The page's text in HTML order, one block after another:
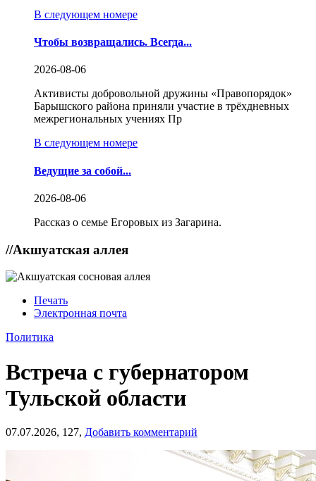
В следующем номере
Чтобы возвращались. Всегда...
2026-08-06
Активисты добровольной дружины «Правопорядок»
Барышского района приняли участие в трёхдневных
межрегиональных учениях Пр
В следующем номере
Ведущие за собой...
2026-08-06
Рассказ о семье Егоровых из Загарина.
//Акшуатская аллея
Печать
Электронная почта
Политика
Встреча с губернатором
Тульской области
07.07.2026, 127, Добавить комментарий